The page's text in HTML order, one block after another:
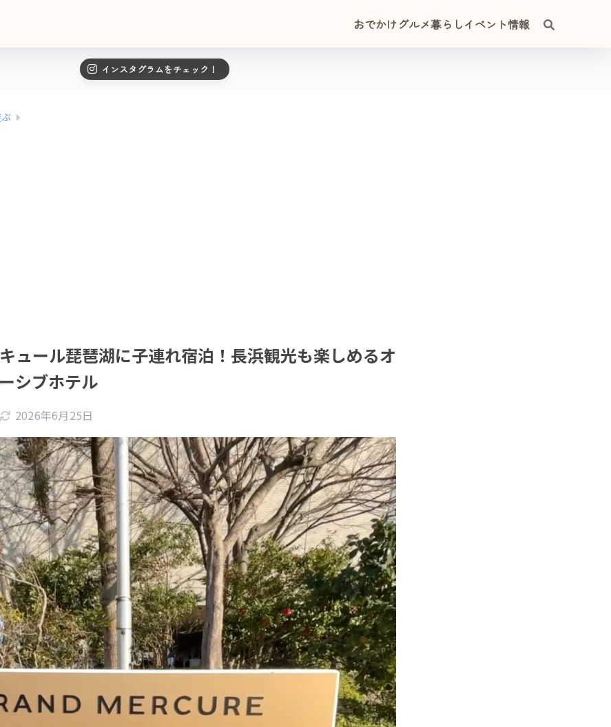
おでかけグルメ暮らしイベント情報
インスタグラムをチェック！
ュール琵琶湖に子連れ宿泊！長浜観光も楽しめるオ
シブホテル
2026年6月25日